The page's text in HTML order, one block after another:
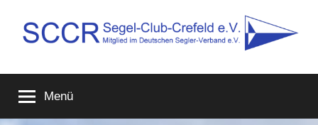
Inhalt
SCCR
e.V.
Deutschen
Segler-
Menü